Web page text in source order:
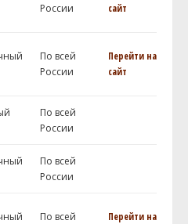
России
сайт
По всей
России
Перейти на
сайт
По всей
России
По всей
России
По всей
Перейти на